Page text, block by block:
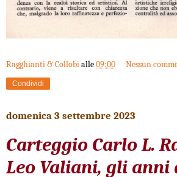
Ragghianti & Collobialle09:00 Nessun
Condividi
domenica 3 settembre 2023
Carteggio Carlo L.
Leo Valiani, gli anni